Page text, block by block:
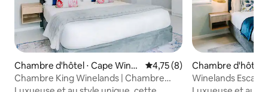
Chambre d'hôtel ⋅ Cape Winel
ands District Municipality
Évaluation moyenne sur la
4,75 (8)
Chambre King Winelands | Chambre
d'hôtel The Salene 4/6
Chambre d'hôtel
h
Winelands
Chambre 1/2